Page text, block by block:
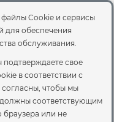
обработанные
и
в двух
данных
на
Cookie и сервисы
для обеспечения
обслуживания.
свое
в соответствии с
чтобы мы
соответствующим
браузера или не